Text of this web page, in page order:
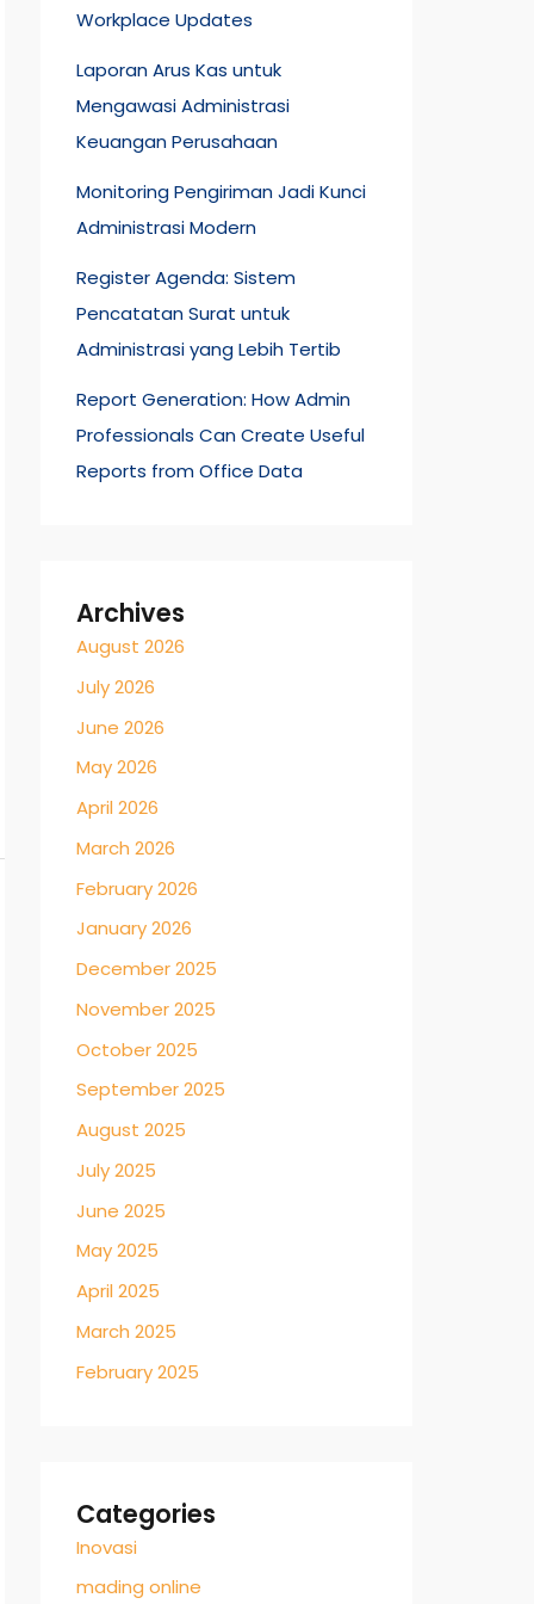
Workplace Updates
Laporan Arus Kas untuk
Mengawasi Administrasi
Keuangan Perusahaan
Monitoring Pengiriman Jadi Kunci
Administrasi Modern
Register Agenda: Sistem
Pencatatan Surat untuk
Administrasi yang Lebih Tertib
Report Generation: How Admin
Professionals Can Create Useful
Reports from Office Data
Archives
August 2026
July 2026
June 2026
May 2026
April 2026
March 2026
February 2026
January 2026
December 2025
November 2025
October 2025
September 2025
August 2025
July 2025
June 2025
May 2025
April 2025
March 2025
February 2025
Categories
Inovasi
mading online